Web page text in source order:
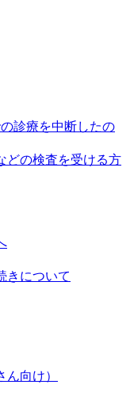
診療を中断したの
どの検査を受ける方
きについて
向け）